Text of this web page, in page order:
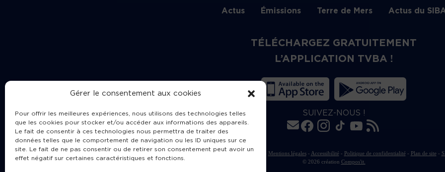
Gérer le consentement aux cookies
Pour offrir les meilleures expériences, nous utilisons des technologies telles
que les cookies pour stocker et/ou accéder aux informations des appareils.
Le fait de consentir à ces technologies nous permettra de traiter des
données telles que le comportement de navigation ou les ID uniques sur ce
site. Le fait de ne pas consentir ou de retirer son consentement peut avoir un
effet négatif sur certaines caractéristiques et fonctions.
Actus Émissions Terre de Mers Actus du
TÉLÉCHARGEZ GRATUITEMENT
L’APPLICATION TVBA !
SUIVEZ-NOUS !
Charte de publication Mentions légales- Accessibilité- Politique de confidentialité- Plan de site-
© 2026 création Compos'it.